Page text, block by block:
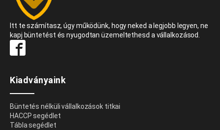
Itt te számítasz, úgy működünk, hogy neked a legjobb legyen, ne
kapj büntetést és nyugodtan üzemeltethesd a vállalkozásod.
Kiadványaink
Büntetés nélküli vállalkozások titkai
HACCP segédlet
Tábla segédlet